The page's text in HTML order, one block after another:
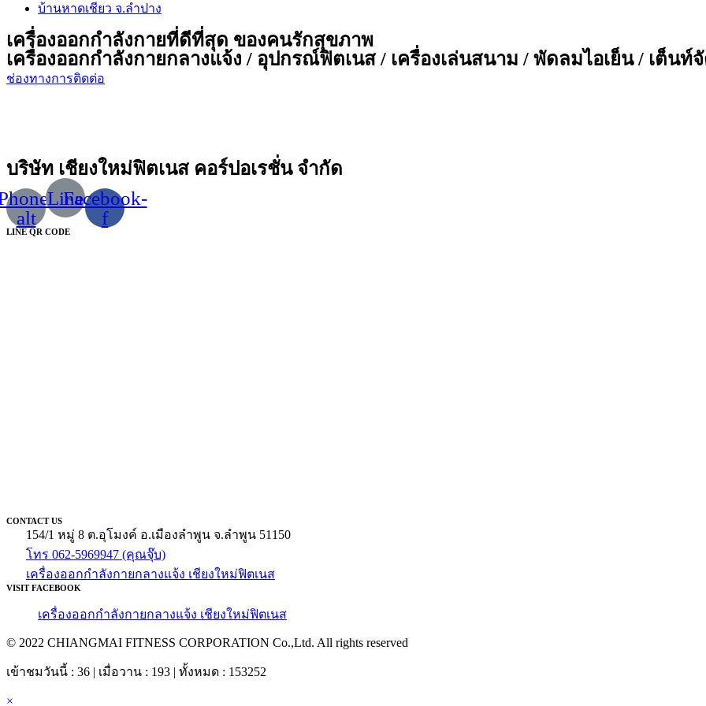
บ้านหาดเชียว จ.ลำปาง
เครื่องออกกำลังกายที่ดีที่สุด ของคนรักสุขภาพ
เครื่องออกกำลังกายกลางแจ้ง / อุปกรณ์ฟิตเนส / เครื่องเล่นสนาม / พัดลมไอเย็น / เต็นท์
ช่องทางการติดต่อ
บริษัท เชียงใหม่ฟิตเนส คอร์ปอเรชั่น จำกัด
alt
Line
Facebook-
f
LINE QR CODE
CONTACT US
154/1 หมู่ 8 ต.อุโมงค์ อ.เมืองลำพูน จ.ลำพูน 51150
โทร 062-5969947 (คุณจุ๊บ)
เครื่องออกกำลังกายกลางแจ้ง เชียงใหม่ฟิตเนส
VISIT FACEBOOK
เครื่องออกกำลังกายกลางแจ้ง เชียงใหม่ฟิตเนส
© 2022 CHIANGMAI FITNESS CORPORATION Co.,Ltd. All rights reserved
เข้าชมวันนี้ : 36 | เมื่อวาน : 193 | ทั้งหมด : 153252
×